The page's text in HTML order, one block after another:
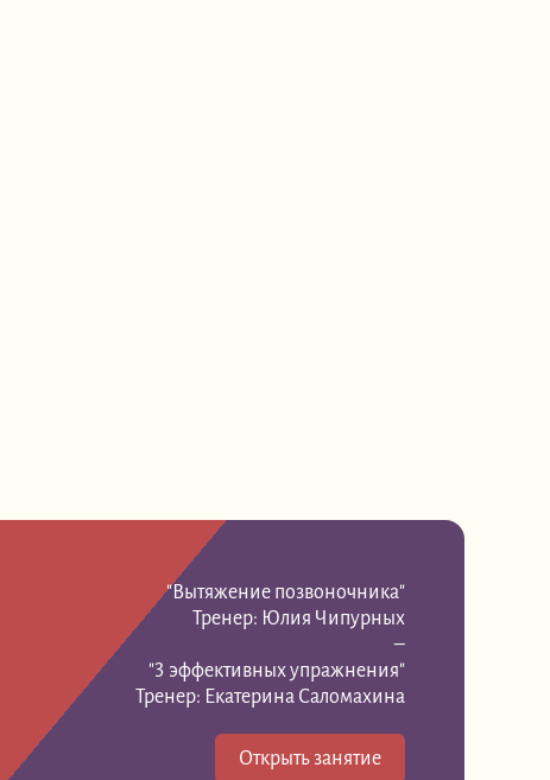
"Вытяжение позвоночника"
Тренер: Юлия Чипурных
–
"3 эффективных упражнения"
Тренер: Екатерина Саломахина
Открыть занятие